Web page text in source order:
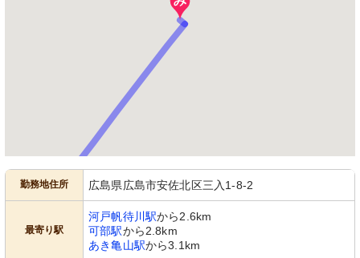
勤務地住所 広島県広島市安佐北区三入1-8-2
最寄り駅
河戸帆待川駅から2.6km
可部駅から2.8km
あき亀山駅から3.1km